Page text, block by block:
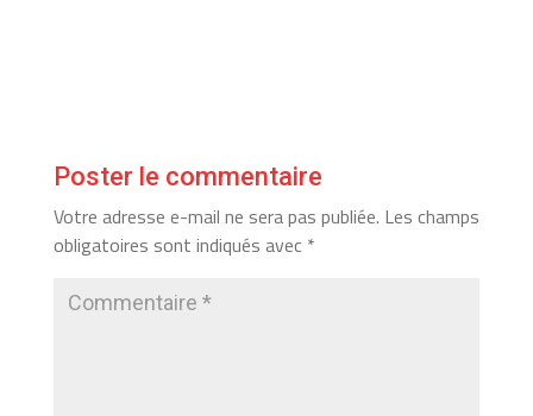
Poster le commentaire
Votre adresse e-mail ne sera pas publiée. Les champs
obligatoires sont indiqués avec *